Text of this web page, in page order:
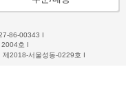
86-00343 I
2004호 I
제2018-서울성동-0229호 I